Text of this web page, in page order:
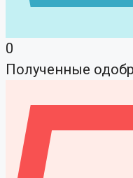
0
Полученные